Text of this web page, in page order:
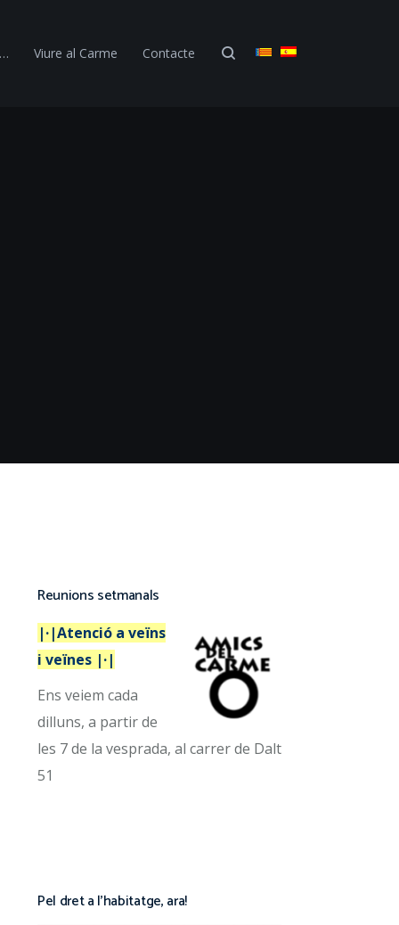
Viure al Carme Contacte
Reunions setmanals
|·|Atenció a veïns
i veïnes |·|
Ens veiem cada
dilluns, a partir de
les 7 de la vesprada, al carrer de Dalt
51
Pel dret a l’habitatge, ara!